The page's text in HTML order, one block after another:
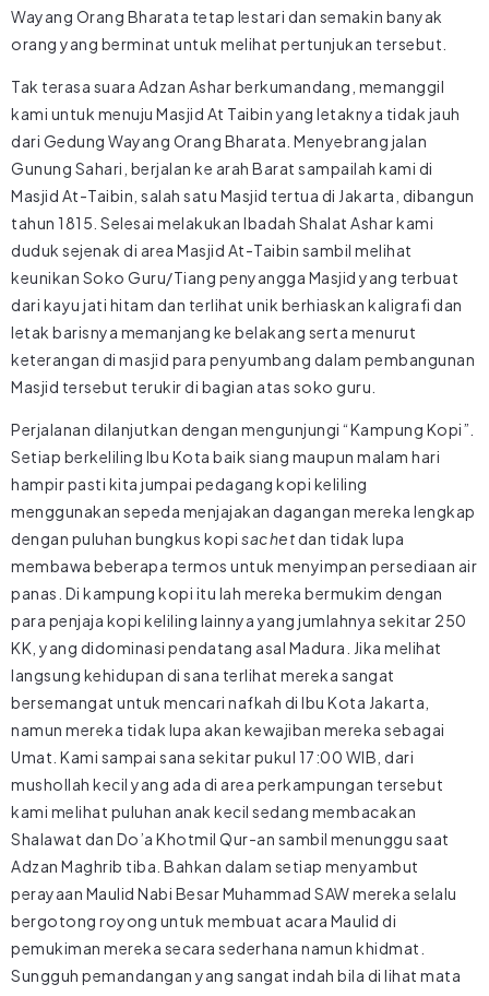
Wayang Orang Bharata tetap lestari dan semakin banyak
orang yang berminat untuk melihat pertunjukan tersebut.
Tak terasa suara Adzan Ashar berkumandang, memanggil
kami untuk menuju Masjid At Taibin yang letaknya tidak jauh
dari Gedung Wayang Orang Bharata. Menyebrang jalan
Gunung Sahari, berjalan ke arah Barat sampailah kami di
Masjid At-Taibin, salah satu Masjid tertua di Jakarta, dibangun
tahun 1815. Selesai melakukan Ibadah Shalat Ashar kami
duduk sejenak di area Masjid At-Taibin sambil melihat
keunikan Soko Guru/Tiang penyangga Masjid yang terbuat
dari kayu jati hitam dan terlihat unik berhiaskan kaligrafi dan
letak barisnya memanjang ke belakang serta menurut
keterangan di masjid para penyumbang dalam pembangunan
Masjid tersebut terukir di bagian atas soko guru.
Perjalanan dilanjutkan dengan mengunjungi “Kampung Kopi”.
Setiap berkeliling Ibu Kota baik siang maupun malam hari
hampir pasti kita jumpai pedagang kopi keliling
menggunakan sepeda menjajakan dagangan mereka lengkap
dengan puluhan bungkus kopi sachet dan tidak lupa
membawa beberapa termos untuk menyimpan persediaan air
panas. Di kampung kopi itu lah mereka bermukim dengan
para penjaja kopi keliling lainnya yang jumlahnya sekitar 250
KK, yang didominasi pendatang asal Madura. Jika melihat
langsung kehidupan di sana terlihat mereka sangat
bersemangat untuk mencari nafkah di Ibu Kota Jakarta,
namun mereka tidak lupa akan kewajiban mereka sebagai
Umat. Kami sampai sana sekitar pukul 17:00 WIB, dari
mushollah kecil yang ada di area perkampungan tersebut
kami melihat puluhan anak kecil sedang membacakan
Shalawat dan Do’a Khotmil Qur-an sambil menunggu saat
Adzan Maghrib tiba. Bahkan dalam setiap menyambut
perayaan Maulid Nabi Besar Muhammad SAW mereka selalu
bergotong royong untuk membuat acara Maulid di
pemukiman mereka secara sederhana namun khidmat.
Sungguh pemandangan yang sangat indah bila di lihat mata